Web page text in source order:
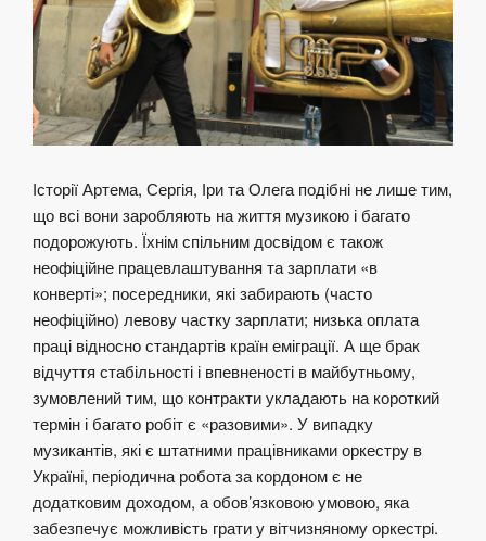
Історії Артема, Сергія, Іри та Олега подібні не лише тим,
що всі вони заробляють на життя музикою і багато
подорожують. Їхнім спільним досвідом є також
неофіційне працевлаштування та зарплати «в
конверті»; посередники, які забирають (часто
неофіційно) левову частку зарплати; низька оплата
праці відносно стандартів країн еміграції. А ще брак
відчуття стабільності і впевненості в майбутньому,
зумовлений тим, що контракти укладають на короткий
термін і багато робіт є «разовими». У випадку
музикантів, які є штатними працівниками оркестру в
Україні, періодична робота за кордоном є не
додатковим доходом, а обов’язковою умовою, яка
забезпечує можливість грати у вітчизняному оркестрі.